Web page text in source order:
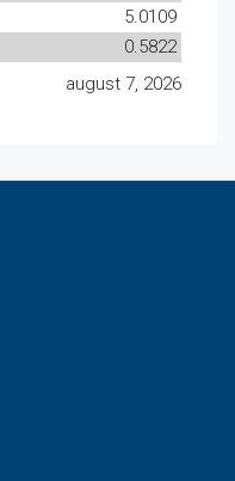
5.0109
0.5822
august 7, 2026